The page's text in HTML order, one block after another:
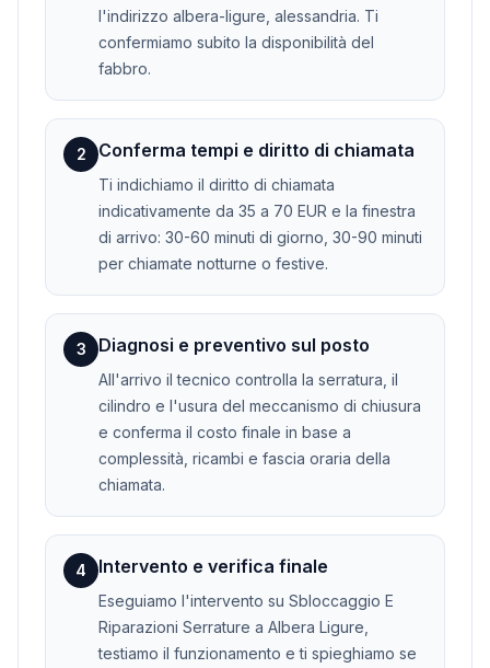
l'indirizzo albera-ligure, alessandria. Ti
confermiamo subito la disponibilità del
fabbro.
2 Conferma tempi e diritto di chiamata
Ti indichiamo il diritto di chiamata
indicativamente da 35 a 70 EUR e la finestra
di arrivo: 30-60 minuti di giorno, 30-90 minuti
per chiamate notturne o festive.
3 Diagnosi e preventivo sul posto
All'arrivo il tecnico controlla la serratura, il
cilindro e l'usura del meccanismo di chiusura
e conferma il costo finale in base a
complessità, ricambi e fascia oraria della
chiamata.
4 Intervento e verifica finale
Eseguiamo l'intervento su Sbloccaggio E
Riparazioni Serrature a Albera Ligure,
testiamo il funzionamento e ti spieghiamo se